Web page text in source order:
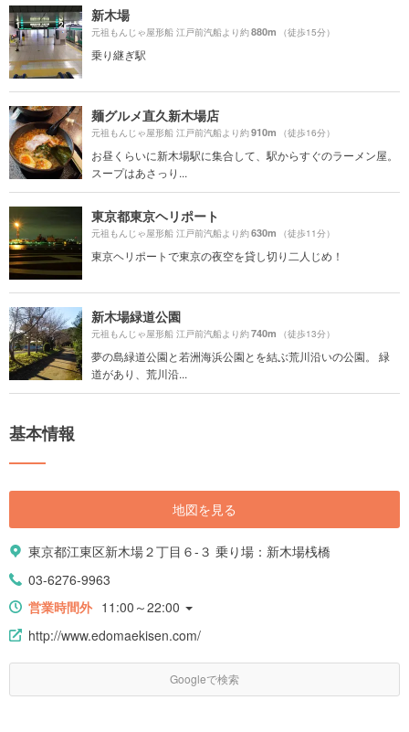
新木場
元祖もんじゃ屋形船 江戸前汽船より約880m （徒歩15分）
乗り継ぎ駅
麺グルメ直久新木場店
元祖もんじゃ屋形船 江戸前汽船より約910m （徒歩16分）
お昼くらいに新木場駅に集合して、駅からすぐのラーメン屋。
スープはあさっり...
東京都東京ヘリポート
元祖もんじゃ屋形船 江戸前汽船より約630m （徒歩11分）
東京ヘリポートで東京の夜空を貸し切り二人じめ！
新木場緑道公園
元祖もんじゃ屋形船 江戸前汽船より約740m （徒歩13分）
夢の島緑道公園と若洲海浜公園とを結ぶ荒川沿いの公園。 緑
道があり、荒川沿...
基本情報
地図を見る
東京都江東区新木場２丁目６-３ 乗り場：新木場桟橋
03-6276-9963
営業時間外 11:00～22:00
http://www.edomaekisen.com/
Googleで検索